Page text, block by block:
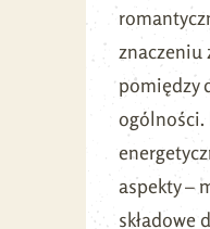
znaczeniu
pomiędzy
ogólności.
aspekty –
składowe